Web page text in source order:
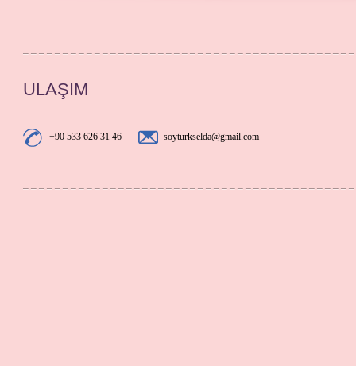
ULAŞIM
+90 533 626 31 46 soyturkselda@gmail.com